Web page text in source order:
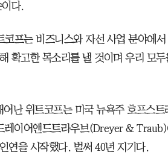
다.
프는 비즈니스와 자선 사업 분야에
확고한 목소리를 낼 것이며 우리 모두
난 위트코프는 미국 뉴욕주 호프스트
레이어앤드트라우브(Dreyer &
연을 시작했다. 벌써 40년 지기다.